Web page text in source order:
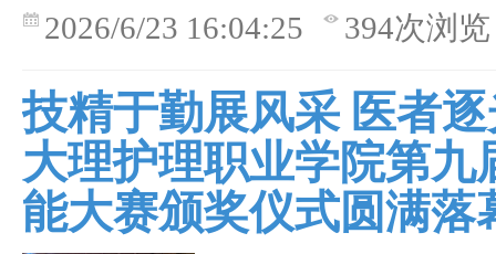
2026/6/23 16:04:25 394次浏览
技精于勤展风采 医者
大理护理职业学院第九
能大赛颁奖仪式圆满落